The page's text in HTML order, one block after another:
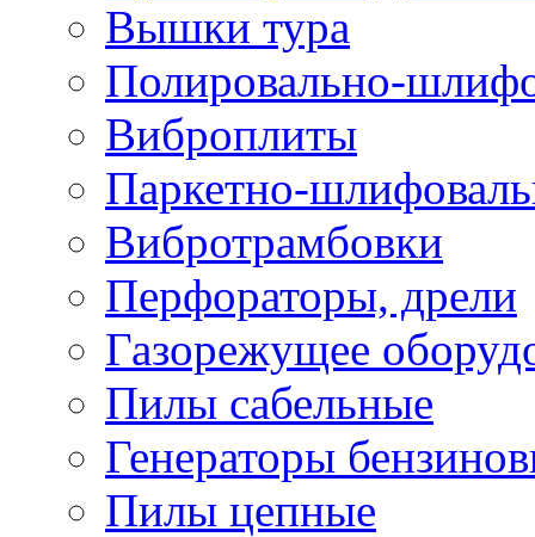
Вышки тура
Полировально-
Виброплиты
Паркетно-
Вибротрамбовки
Перфораторы, дрели
Газорежущее
Пилы сабельные
Генераторы
Пилы цепные